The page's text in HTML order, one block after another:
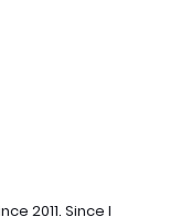
2011. Since I